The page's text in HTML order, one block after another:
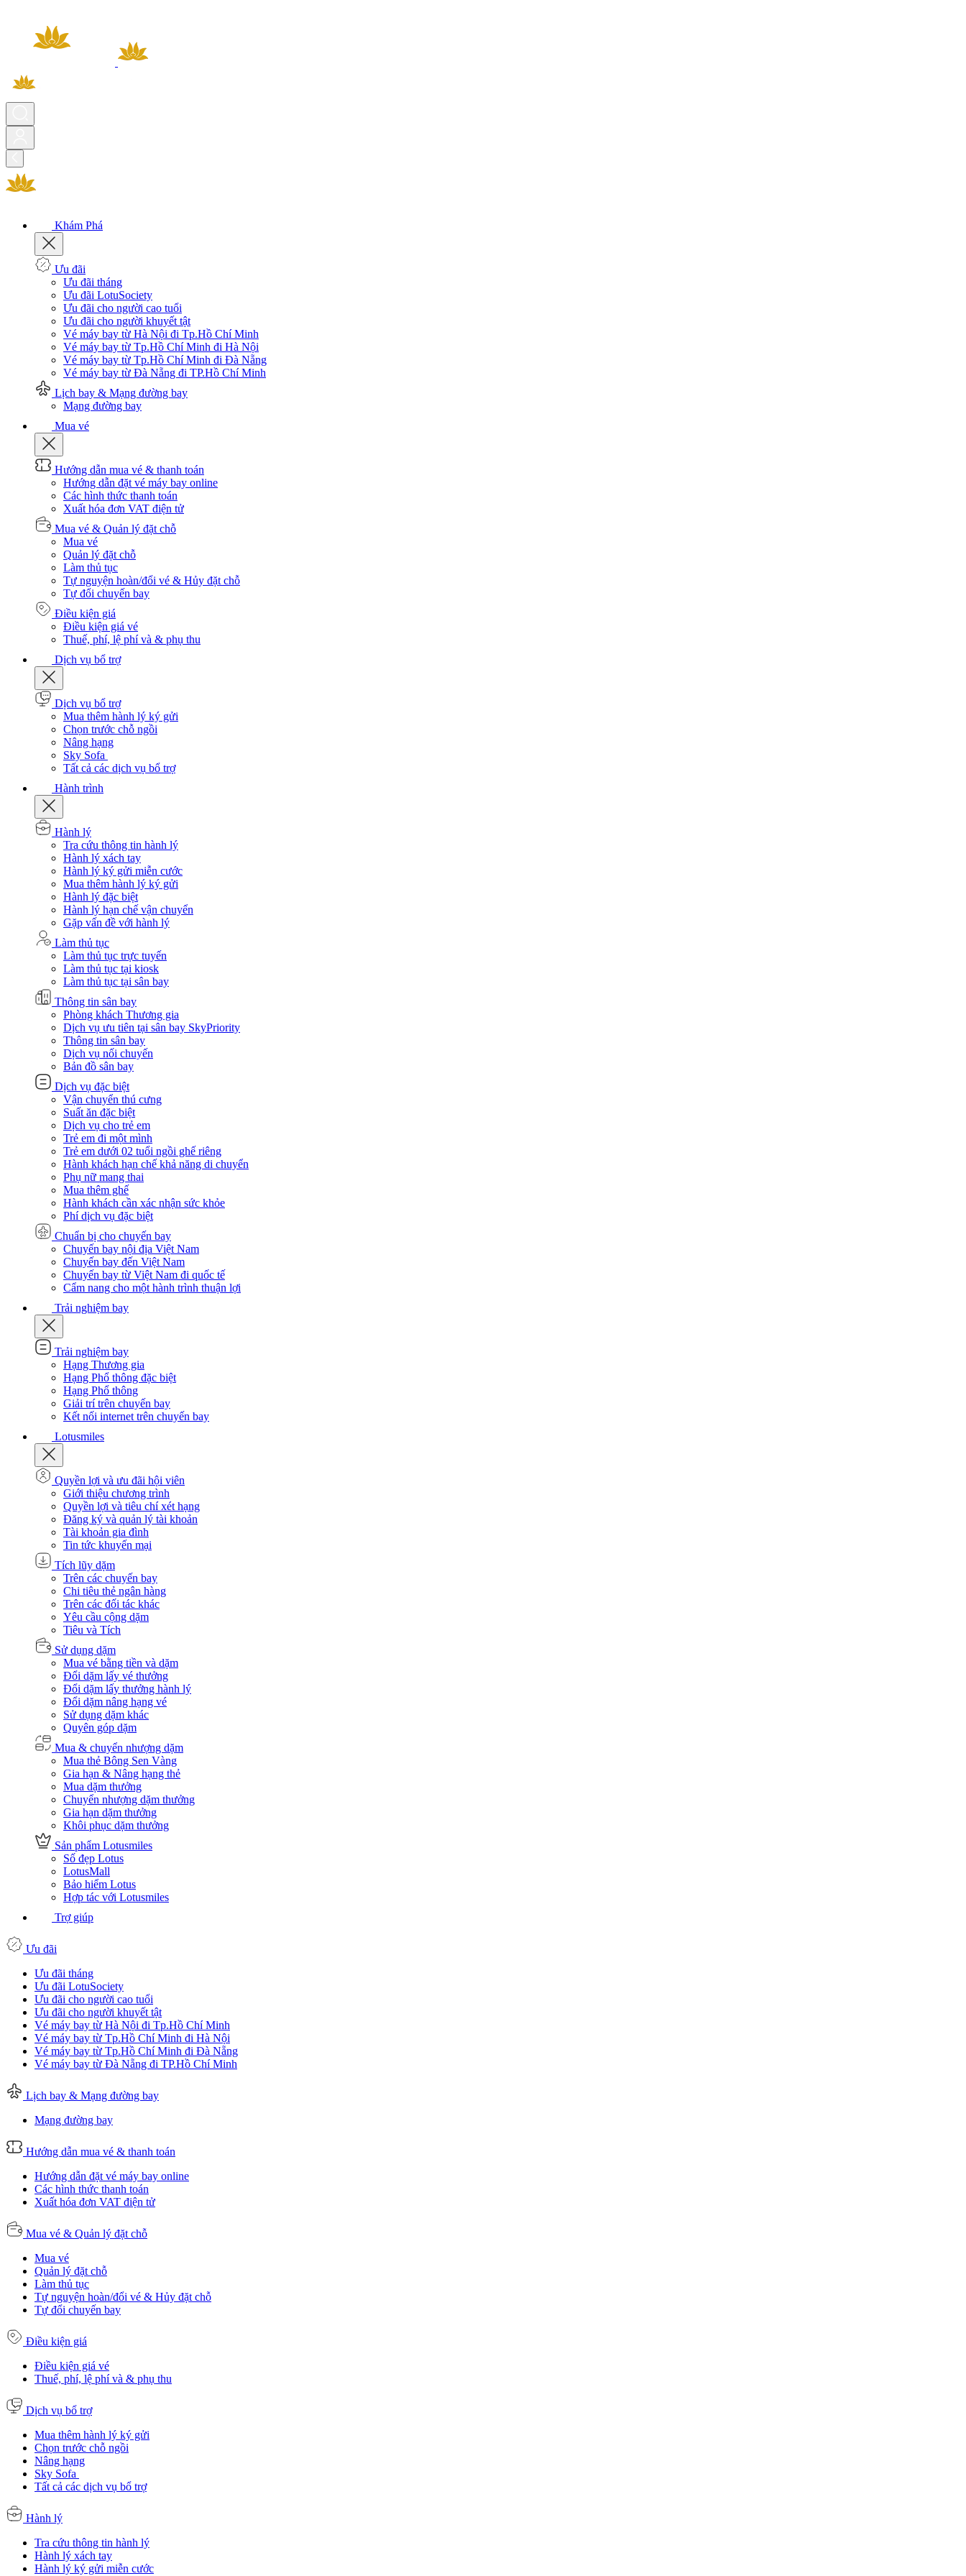
Khám Phá
Ưu đãi
Ưu đãi tháng
Ưu đãi LotuSociety
Ưu đãi cho người cao tuổi
Ưu đãi cho người khuyết tật
Vé máy bay từ Hà Nội đi Tp.Hồ Chí Minh
Vé máy bay từ Tp.Hồ Chí Minh đi Hà Nội
Vé máy bay từ Tp.Hồ Chí Minh đi Đà Nẵng
Vé máy bay từ Đà Nẵng đi TP.Hồ Chí Minh
Lịch bay & Mạng đường bay
Mạng đường bay
Mua vé
Hướng dẫn mua vé & thanh toán
Hướng dẫn đặt vé máy bay online
Các hình thức thanh toán
Xuất hóa đơn VAT điện tử
Mua vé & Quản lý đặt chỗ
Mua vé
Quản lý đặt chỗ
Làm thủ tục
Tự nguyện hoàn/đổi vé & Hủy đặt chỗ
Tự đổi chuyến bay
Điều kiện giá
Điều kiện giá vé
Thuế, phí, lệ phí và & phụ thu
Dịch vụ bổ trợ
Dịch vụ bổ trợ
Mua thêm hành lý ký gửi
Chọn trước chỗ ngồi
Nâng hạng
Sky Sofa
Tất cả các dịch vụ bổ trợ
Hành trình
Hành lý
Tra cứu thông tin hành lý
Hành lý xách tay
Hành lý ký gửi miễn cước
Mua thêm hành lý ký gửi
Hành lý đặc biệt
Hành lý hạn chế vận chuyển
Gặp vấn đề với hành lý
Làm thủ tục
Làm thủ tục trực tuyến
Làm thủ tục tại kiosk
Làm thủ tục tại sân bay
Thông tin sân bay
Phòng khách Thương gia
Dịch vụ ưu tiên tại sân bay SkyPriority
Thông tin sân bay
Dịch vụ nối chuyến
Bản đồ sân bay
Dịch vụ đặc biệt
Vận chuyển thú cưng
Suất ăn đặc biệt
Dịch vụ cho trẻ em
Trẻ em đi một mình
Trẻ em dưới 02 tuổi ngồi ghế riêng
Hành khách hạn chế khả năng di chuyển
Phụ nữ mang thai
Mua thêm ghế
Hành khách cần xác nhận sức khỏe
Phí dịch vụ đặc biệt
Chuẩn bị cho chuyến bay
Chuyến bay nội địa Việt Nam
Chuyến bay đến Việt Nam
Chuyến bay từ Việt Nam đi quốc tế
Cẩm nang cho một hành trình thuận lợi
Trải nghiệm bay
Trải nghiệm bay
Hạng Thương gia
Hạng Phổ thông đặc biệt
Hạng Phổ thông
Giải trí trên chuyến bay
Kết nối internet trên chuyến bay
Lotusmiles
Quyền lợi và ưu đãi hội viên
Giới thiệu chương trình
Quyền lợi và tiêu chí xét hạng
Đăng ký và quản lý tài khoản
Tài khoản gia đình
Tin tức khuyến mại
Tích lũy dặm
Trên các chuyến bay
Chi tiêu thẻ ngân hàng
Trên các đối tác khác
Yêu cầu cộng dặm
Tiêu và Tích
Sử dụng dặm
Mua vé bằng tiền và dặm
Đổi dặm lấy vé thưởng
Đổi dặm lấy thưởng hành lý
Đổi dặm nâng hạng vé
Sử dụng dặm khác
Quyên góp dặm
Mua & chuyển nhượng dặm
Mua thẻ Bông Sen Vàng
Gia hạn & Nâng hạng thẻ
Mua dặm thưởng
Chuyển nhượng dặm thưởng
Gia hạn dặm thưởng
Khôi phục dặm thưởng
Sản phẩm Lotusmiles
Số đẹp Lotus
LotusMall
Bảo hiểm Lotus
Hợp tác với Lotusmiles
Trợ giúp
Ưu đãi
Ưu đãi tháng
Ưu đãi LotuSociety
Ưu đãi cho người cao tuổi
Ưu đãi cho người khuyết tật
Vé máy bay từ Hà Nội đi Tp.Hồ Chí Minh
Vé máy bay từ Tp.Hồ Chí Minh đi Hà Nội
Vé máy bay từ Tp.Hồ Chí Minh đi Đà Nẵng
Vé máy bay từ Đà Nẵng đi TP.Hồ Chí Minh
Lịch bay & Mạng đường bay
Mạng đường bay
Hướng dẫn mua vé & thanh toán
Hướng dẫn đặt vé máy bay online
Các hình thức thanh toán
Xuất hóa đơn VAT điện tử
Mua vé & Quản lý đặt chỗ
Mua vé
Quản lý đặt chỗ
Làm thủ tục
Tự nguyện hoàn/đổi vé & Hủy đặt chỗ
Tự đổi chuyến bay
Điều kiện giá
Điều kiện giá vé
Thuế, phí, lệ phí và & phụ thu
Dịch vụ bổ trợ
Mua thêm hành lý ký gửi
Chọn trước chỗ ngồi
Nâng hạng
Sky Sofa
Tất cả các dịch vụ bổ trợ
Hành lý
Tra cứu thông tin hành lý
Hành lý xách tay
Hành lý ký gửi miễn cước